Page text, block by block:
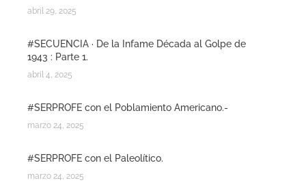
abril 29, 2025
#SECUENCIA · De la Infame Década al Golpe de
1943 : Parte 1.
abril 4, 2025
#SERPROFE con el Poblamiento Americano.-
marzo 24, 2025
#SERPROFE con el Paleolítico.
marzo 24, 2025